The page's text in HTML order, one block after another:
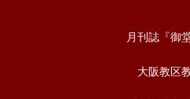
月刊誌『御
大阪教区